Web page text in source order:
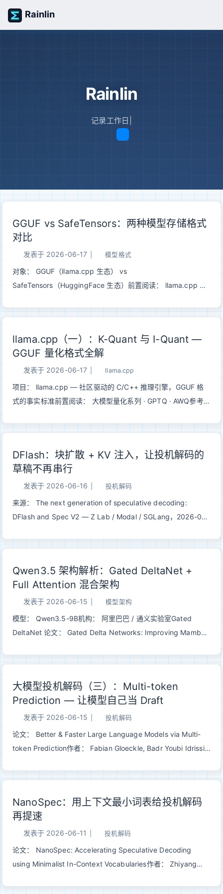
Rainlin
Rainlin
记录工作日常，
GGUF vs SafeTensors：两种模型存储格式
对比
发表于 2026-06-17 模型格式
对象： GGUF（llama.cpp 生态） vs
SafeTensors（HuggingFace 生态）前置阅读： llama.cpp 量
安全交换格式，GGUF 是部署侧的自包含分发包——前者管”存
习模型本质上就是一堆张量加上描述它们怎么组装的元数据。
但”怎么存这堆张量”这件事，训练和部署有完全不同的需求：
123456训练侧： 部署侧：├─ 需要原始精度
（F32/BF16/F16） ├─ 需要量化（Q4_K_M / Q6_K / IQ2_S）
├─ 多文件分片 → 多卡并行加载 ├─ 单文件 → 拷一个文件就能
何外部文件├─ 安全反序列化 → 替代 pickle ├─ mmap 零拷贝
llama.cpp（一）：K-Quant 与 I-Quant —
GGUF 量化格式全解
发表于 2026-06-17 llama.cpp
项目： llama.cpp — 社区驱动的 C/C++ 推理引擎，GGUF 格
式的事实标准前置阅读： 大模型量化系列 · GPTQ · AWQ参考：
署的格式族——Legacy 块量化打底，K-Quant 用 super-block
分层混合精度把 4 bit 做稳，I-Quant 再靠 Importance Matrix
和非线性映射把 2–3 bit 从「不可用」拉到「能跑」。 一、为什
么需要单独讲 llama.cpp 量化大模型量化系列里我们聊过
LLM.int8()、GPTQ、AWQ——它们的目标大多是 W8A8 或
llama.cpp 走的是另一条路： 123目标：在 CPU / Apple
DFlash：块扩散 + KV 注入，让投机解码的
草稿不再串行
发表于 2026-06-16 投机解码
来源： The next generation of speculative decoding:
DFlash and Spec V2 — Z Lab / Modal / SGLang，2026-06-
· MTP 一句话总结： EAGLE / MTP 把草稿模型砍到只剩一两
层，但草稿本身仍然是逐 token 自回归的，对 GPU 不友好。
DFlash 用「块扩散」一次并行吐出整块草稿、用「KV 注入」把
target 的上下文特征直接灌进草稿模型的 KV cache，同时压低
草稿开销、抬高接受率，在 Qwen3.5-397B-A17B 上相对
瓶颈：草稿还是串行的经典投机解码的逻辑是「小模型猜、...
Qwen3.5 架构解析：Gated DeltaNet +
Full Attention 混合架构
发表于 2026-06-15 模型架构
模型： Qwen3.5-9B机构： 阿里巴巴 / 通义实验室Gated
DeltaNet 论文： Gated Delta Networks: Improving Mamba2
KV cache 和推理开销，并内置 MTP module 支持投机解码。
一、Qwen3.5-9B 参数概览以 Qwen3.5-9B 为例，核心配置如
下： 参数 值 总层数 32 隐藏维度 4096 FFN 中间维度 12288
词表大小 248,320 最大上下文 262,144（原生），
1,010,000（YaRN 扩展） MTP module 1 层 架构布局 8 × (3
Gated ...
大模型投机解码（三）：Multi-token
Prediction — 让模型自己当 Draft
发表于 2026-06-15 投机解码
论文： Better & Faster Large Language Models via Multi-
token Prediction作者： Fabian Gloeckle, Badr Youbi Idrissi,
预测头充当 draft model，实现”自己给自己投机解码”，无需额
外小模型即可获得 3X 加速。 一、回顾：经典投机解码的痛点
Speculative Decoding 的核心框架：用小模型猜、大模型验。
这个框架优雅且精确等价，但在实际落地时有一个挥之不去的问
题——你需要一个额外的 draft model。 12345经典
足够小（推理快）又足够好（猜得准），怎么选？2. 显存：大
NanoSpec：用上下文最小词表给投机解码
再提速
发表于 2026-06-11 投机解码
论文： NanoSpec: Accelerating Speculative Decoding
using Minimalist In-Context Vocabularies作者： Zhiyang